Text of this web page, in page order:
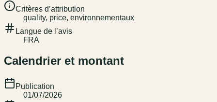
Critères d’attribution
quality, price, environnementaux
Langue de l’avis
FRA
Calendrier et montant
Publication
01/07/2026